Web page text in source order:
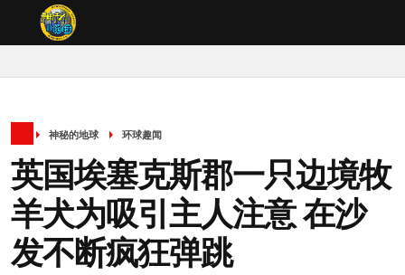
神秘的地球 环球趣闻
英国埃塞克斯郡一只边境牧
羊犬为吸引主人注意 在沙
发不断疯狂弹跳